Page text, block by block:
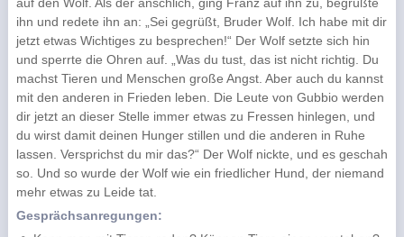
ihn und redete ihn an: „Sei gegrüßt, Bruder Wolf. Ich habe mit dir
jetzt etwas Wichtiges zu besprechen!“ Der Wolf setzte sich hin
und sperrte die Ohren auf. „Was du tust, das ist nicht richtig. Du
machst Tieren und Menschen große Angst. Aber auch du kannst
mit den anderen in Frieden leben. Die Leute von Gubbio werden
dir jetzt an dieser Stelle immer etwas zu Fressen hinlegen, und
du wirst damit deinen Hunger stillen und die anderen in Ruhe
lassen. Versprichst du mir das?“ Der Wolf nickte, und es geschah
so. Und so wurde der Wolf wie ein friedlicher Hund, der niemand
mehr etwas zu Leide tat.
Gesprächsanregungen: